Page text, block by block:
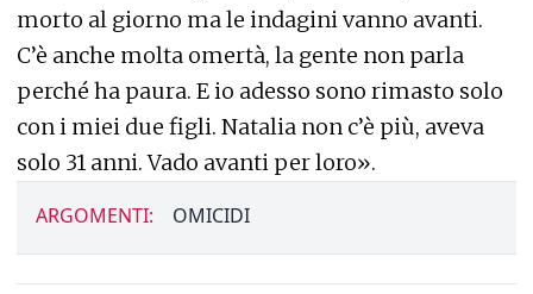
morto al giorno ma le indagini vanno avanti.
C’è anche molta omertà, la gente non parla
perché ha paura. E io adesso sono rimasto solo
con i miei due figli. Natalia non c’è più, aveva
solo 31 anni. Vado avanti per loro».
ARGOMENTI: OMICIDI